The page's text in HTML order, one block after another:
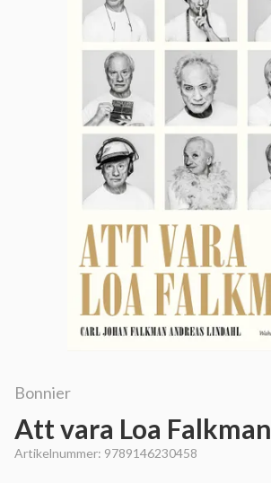
Bonnier
Att vara Loa Falkman
Artikelnummer: 9789146230458